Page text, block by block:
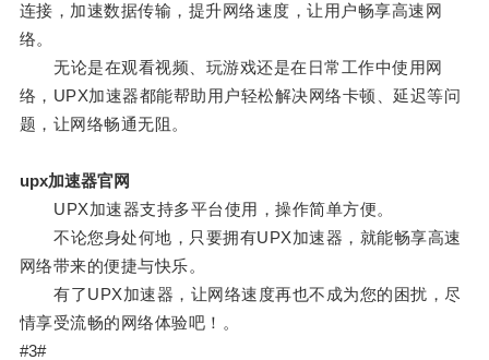
连接，加速数据传输，提升网络速度，让用户畅享高速网
络。
无论是在观看视频、玩游戏还是在日常工作中使用网
络，UPX加速器都能帮助用户轻松解决网络卡顿、延迟等问
题，让网络畅通无阻。
upx加速器官网
UPX加速器支持多平台使用，操作简单方便。
不论您身处何地，只要拥有UPX加速器，就能畅享高速
网络带来的便捷与快乐。
有了UPX加速器，让网络速度再也不成为您的困扰，尽
情享受流畅的网络体验吧！。
#3#